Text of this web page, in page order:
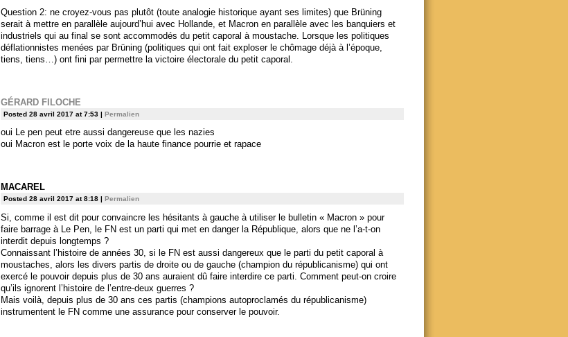
Question 2: ne croyez-vous pas plutôt (toute analogie historique ayant ses limites) que Brüning
serait à mettre en parallèle aujourd’hui avec Hollande, et Macron en parallèle avec les banquiers et
industriels qui au final se sont accommodés du petit caporal à moustache. Lorsque les politiques
déflationnistes menées par Brüning (politiques qui ont fait exploser le chômage déjà à l’époque,
tiens, tiens…) ont fini par permettre la victoire électorale du petit caporal.
GÉRARD FILOCHE
Posted 28 avril 2017 at 7:53 | Permalien
oui Le pen peut etre aussi dangereuse que les nazies
oui Macron est le porte voix de la haute finance pourrie et rapace
MACAREL
Posted 28 avril 2017 at 8:18 | Permalien
Si, comme il est dit pour convaincre les hésitants à gauche à utiliser le bulletin « Macron » pour
faire barrage à Le Pen, le FN est un parti qui met en danger la République, alors que ne l’a-t-on
interdit depuis longtemps ?
Connaissant l’histoire de années 30, si le FN est aussi dangereux que le parti du petit caporal à
moustaches, alors les divers partis de droite ou de gauche (champion du républicanisme) qui ont
exercé le pouvoir depuis plus de 30 ans auraient dû faire interdire ce parti. Comment peut-on croire
qu’ils ignorent l’histoire de l’entre-deux guerres ?
Mais voilà, depuis plus de 30 ans ces partis (champions autoproclamés du républicanisme)
instrumentent le FN comme une assurance pour conserver le pouvoir.